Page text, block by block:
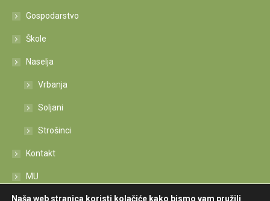
Gospodarstvo
Škole
Naselja
Vrbanja
Soljani
Strošinci
Kontakt
MU
Naša web stranica koristi kolačiće kako bismo vam pružili